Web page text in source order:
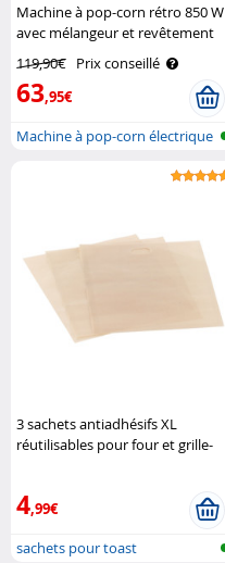
Machine à pop-corn rétro 850 W
avec mélangeur et revêtement
antiadhésif Rosenstein & Söhne
119,90€ Prix conseillé
63,95€
Machine à pop-corn électrique
3 sachets antiadhésifs XL
réutilisables pour four et grille-
4,99€
sachets pour toast